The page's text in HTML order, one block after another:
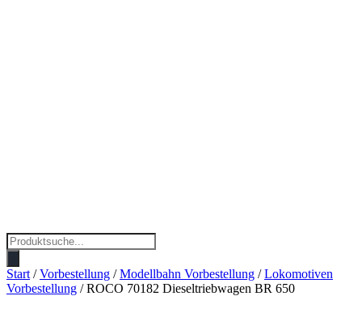
Products
search
Start /Vorbestellung /Modellbahn Vorbestellung /Lokomotiven
Vorbestellung / ROCO 70182 Dieseltriebwagen BR 650